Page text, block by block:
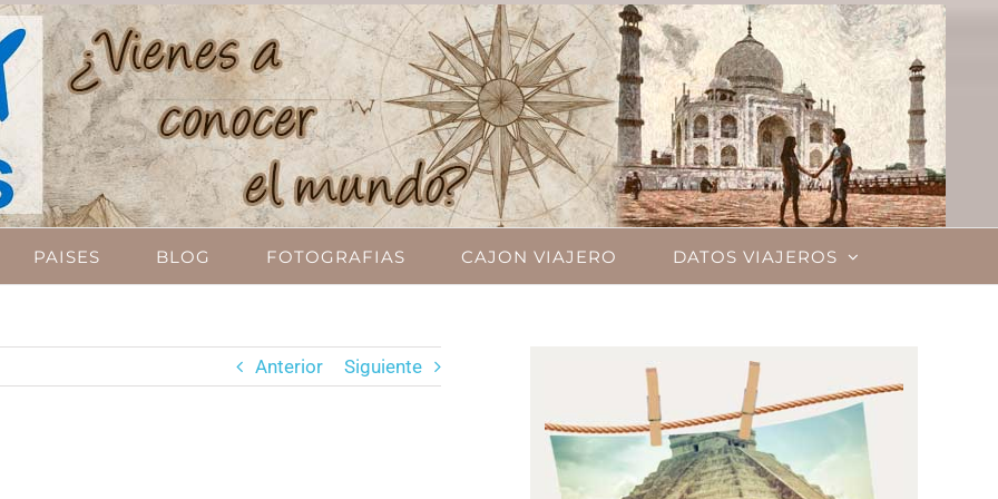
PAISES BLOG FOTOGRAFIAS CAJON VIAJERO DATOS VIAJEROS
Anterior Siguiente